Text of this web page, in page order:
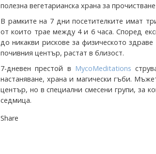
полезна вегетарианска храна за
В рамките на 7 дни посетителките имат
от които трае между 4 и 6 часа. Според
до никакви рискове за физическото
почивния център, растат в близост.
7-дневен престой в MycoMeditations
настаняване, храна и магически гъби.
център, но в специални смесени групи, за
седмица.
Share